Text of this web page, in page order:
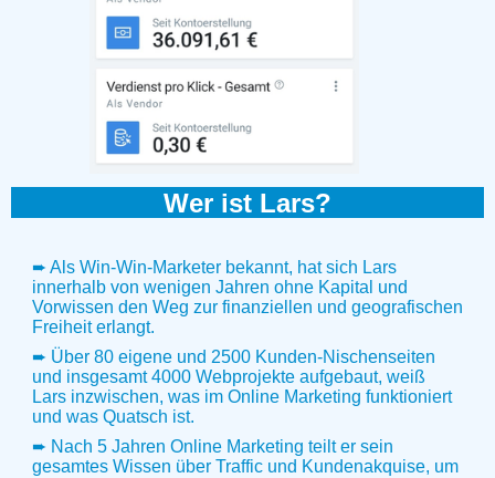
Wer ist Lars?
➨ Als Win-Win-Marketer bekannt, hat sich Lars
innerhalb von wenigen Jahren ohne Kapital und
Vorwissen den Weg zur finanziellen und geografischen
Freiheit erlangt.
➨ Über 80 eigene und 2500 Kunden-Nischenseiten
und insgesamt 4000 Webprojekte aufgebaut, weiß
Lars inzwischen, was im Online Marketing funktioniert
und was Quatsch ist.
➨ Nach 5 Jahren Online Marketing teilt er sein
gesamtes Wissen über Traffic und Kundenakquise, um